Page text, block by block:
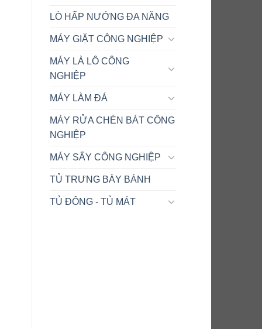
LÒ HẤP NƯỚNG ĐA NĂNG
MÁY GIẶT CÔNG NGHIỆP
MÁY LÀ LÔ CÔNG
NGHIỆP
MÁY LÀM ĐÁ
MÁY RỬA CHÉN BÁT CÔNG
NGHIỆP
MÁY SẤY CÔNG NGHIỆP
TỦ TRƯNG BÀY BÁNH
TỦ ĐÔNG - TỦ MÁT